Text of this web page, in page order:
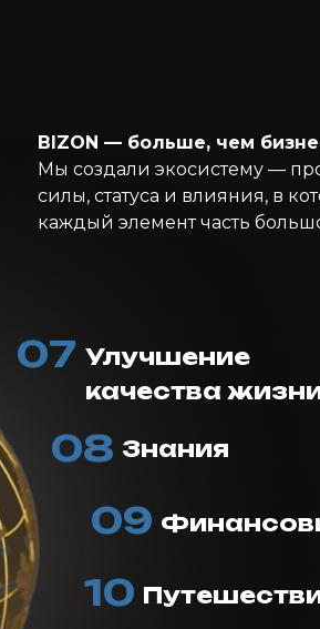
BIZON — больше, чем
Мы создали экосистему —
силы, статуса и влияния, в
каждый элемент часть
Улучшение
качества
07
Знания
08
09
10